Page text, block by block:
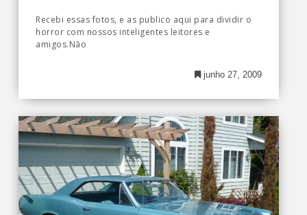
Recebi essas fotos, e as publico aqui para dividir o
horror com nossos inteligentes leitores e
amigos.Não
junho 27, 2009